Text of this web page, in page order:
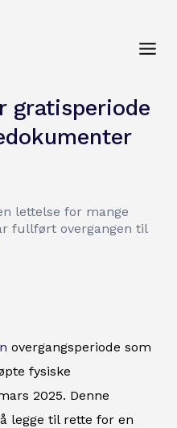
gratisperiode
lettelse for mange
fullført overgangen til
overgangsperiode som
fysiske
2025. Denne
legge til rette for en